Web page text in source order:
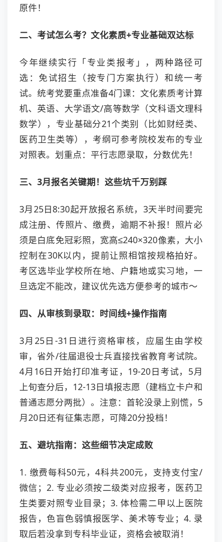
原件！
二、考试怎么考？文化素质+专业基础双达标
今年继续实行「专业类报考」，两种路径可
选：免试招生（按专门方案执行）和统一考
试。统考党要重点准备4门课：文化素质考计算
机、英语、大学语文/高等数学（文科语文理科
数学），专业基础分21个类别（比如财经类、
医药卫生类等），考纲可参考院校发布的专业
对照表。划重点：平行志愿录取，分数优先！
三、3月报名关键期！这些坑千万别踩
3月25日8:30起开放报名系统，3天半时间要完
成注册、传照片、缴费，逾期不补报！照片必
须是白底免冠彩照，宽高≤240×320像素，大小
控制在30K以内，提前让照相馆按规格拍好。
考区选毕业学校所在地、户籍地或实习地，一
旦选定不能改，建议优先选方便参考的城市～
四、从审核到录取：时间线+操作指南
3月25日-31日进行资格审核，应届生由学校
审，省外/往届退役士兵直接找省教育考试院。
4月16日开始打印准考证，19-20日考试，5月
上旬查分后，12-13日填报志愿（建档立卡户和
普通志愿分两批）。注意：首轮没录上别慌，5
月20日还有征集志愿，可降20分投档！
五、避坑指南：这些细节决定成败
1. 缴费每科50元，4科共200元，支持支付宝/
微信；2. 专业必须按二级类对应报考，医药卫
生类要对照专业目录；3. 体检需二甲以上医院
报告，色盲色弱慎报医学、美术等专业；4. 录
取后若没拿到专科毕业证，资格会被取消！